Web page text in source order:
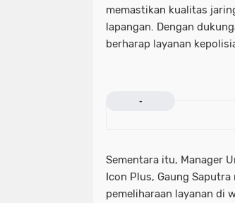
memastikan kualitas
lapangan. Dengan
berharap layanan
-
Sementara itu, Manager
Icon Plus, Gaung
pemeliharaan layanan di